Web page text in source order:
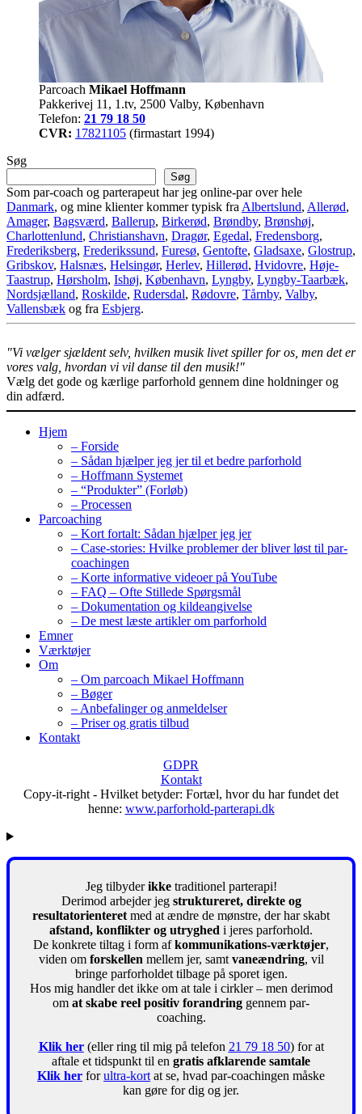
Parcoach Mikael Hoffmann
Pakkerivej 11, 1.tv, 2500 Valby, København
Telefon: 21 79 18 50
CVR: 17821105 (firmastart 1994)
Søg
Søg
Som par-coach og parterapeut har jeg online-par over hele
Danmark, og mine klienter kommer typisk fra Albertslund, Allerød,
Amager, Bagsværd, Ballerup, Birkerød, Brøndby, Brønshøj,
Charlottenlund, Christianshavn, Dragør, Egedal, Fredensborg,
Frederiksberg, Frederikssund, Furesø, Gentofte, Gladsaxe, Glostrup,
Gribskov, Halsnæs, Helsingør, Herlev, Hillerød, Hvidovre, Høje-
Taastrup, Hørsholm, Ishøj, København, Lyngby, Lyngby-Taarbæk,
Nordsjælland, Roskilde, Rudersdal, Rødovre, Tårnby, Valby,
Vallensbæk og fra Esbjerg.
"Vi vælger sjældent selv, hvilken musik livet spiller for os, men det er
vores valg, hvordan vi vil danse til den musik!"
Vælg det gode og kærlige parforhold gennem dine holdninger og
din adfærd.
Hjem
– Forside
– Sådan hjælper jeg jer til et bedre parforhold
– Hoffmann Systemet
– “Produkter” (Forløb)
– Processen
Parcoaching
– Kort fortalt: Sådan hjælper jeg jer
– Case-stories: Hvilke problemer der bliver løst til par-
coachingen
– Korte informative videoer på YouTube
– FAQ – Ofte Stillede Spørgsmål
– Dokumentation og kildeangivelse
– De mest læste artikler om parforhold
Emner
Værktøjer
Om
– Om parcoach Mikael Hoffmann
– Bøger
– Anbefalinger og anmeldelser
– Priser og gratis tilbud
Kontakt
GDPR
Kontakt
Copy-it-right - Hvilket betyder: Fortæl, hvor du har fundet det
henne: www.parforhold-parterapi.dk
Jeg tilbyderikke traditionel parterapi!
Derimod arbejder jeg struktureret, direkte og
resultatorienteret med at ændre de mønstre, der har skabt
afstand, konflikter og utryghed i jeres parforhold.
De konkrete tiltag i form afkommunikations-værktøjer,
viden om forskellen mellem jer, samt vaneændring, vil
bringe parforholdet tilbage på sporet igen.
Hos mig handler det ikke om at tale i cirkler – men derimod
om at skabe reel positiv forandring gennem par-
coaching.
Klik her(eller ring til mig på telefon 21 79 18 50) for at
aftale et tidspunkt til en gratis afklarende samtale
Klik her forultra-kort at se, hvad par-coachingen måske
kan gøre for dig og jer.